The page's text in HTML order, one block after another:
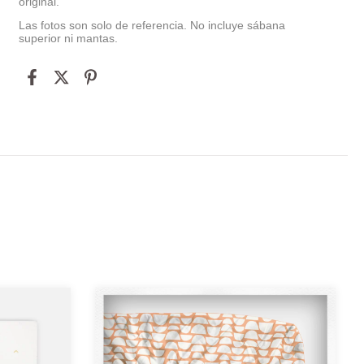
Las fotos son solo de referencia. No incluye sábana
superior ni mantas.